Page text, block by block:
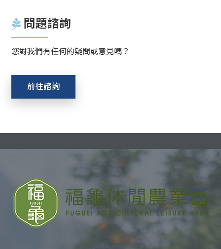
問題諮詢
您對我們有任何的疑問或意見嗎？
前往諮詢